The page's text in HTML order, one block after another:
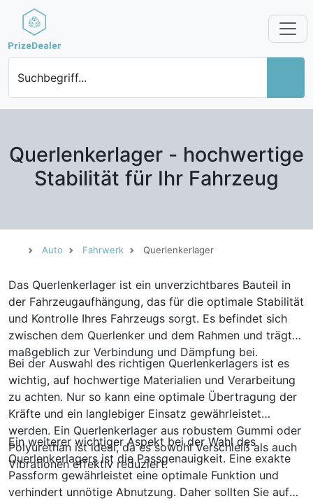
Suchbegriff...
Querlenkerlager - hochwertige
Stabilität für Ihr Fahrzeug
Auto Fahrwerk Querlenkerlager
Das Querlenkerlager ist ein unverzichtbares Bauteil in
der Fahrzeugaufhängung, das für die optimale Stabilität
und Kontrolle Ihres Fahrzeugs sorgt. Es befindet sich
zwischen dem Querlenker und dem Rahmen und trägt
maßgeblich zur Verbindung und Dämpfung bei.
Bei der Auswahl des richtigen Querlenkerlagers ist es
wichtig, auf hochwertige Materialien und Verarbeitung
zu achten. Nur so kann eine optimale Übertragung der
Kräfte und ein langlebiger Einsatz gewährleistet
werden. Ein Querlenkerlager aus robustem Gummi oder
Polyurethan ist ideal, da es sowohl Verschleiß als auch
Vibrationen effektiv reduziert.
Ein weiterer wichtiger Aspekt bei der Wahl des
Querlenkerlagers ist die Passgenauigkeit. Eine exakte
Passform gewährleistet eine optimale Funktion und
verhindert unnötige Abnutzung. Daher sollten Sie auf